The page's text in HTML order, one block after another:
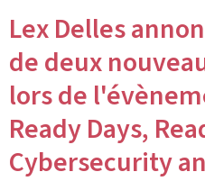
Lex Delles
de deux
lors de
Ready Days,
Cybersecurity